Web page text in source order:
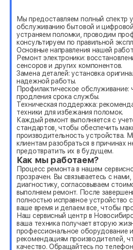
Мы предоставляем полный спектр
обслуживанию бытовой и
устраняем поломки, проводим
консультируем по правильной
Основные направления нашей
Ремонт электроники:
сенсоров и других компонентов.
Замена деталей: установка
надежной работы.
Профилактическое обслуживание:
продления срока службы.
Техническая поддержка:
техники для избежания поломок.
Каждый ремонт выполняется с
стандартов, чтобы обеспечить
производительность устройства.
клиентам разобраться в причинах
предотвратить их в будущем.
Как мы работаем?
Процесс ремонта в нашем
прозрачен. Вы связываетесь с
диагностику, согласовываем
выполняем ремонт. После
полностью исправное устройство
ваше время и делаем все, чтобы
Наш сервисный центр в
ваша техника получает вторую
профессиональное оборудование
рекомендациям производителей,
качество. Обращайтесь по